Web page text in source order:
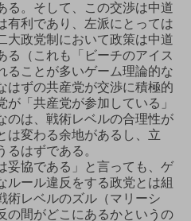
る。そして、この交渉は中道
有利であり、左派にとっては
大政党制において政策は中道
る（これも「ビーチのアイス
ることが多いゲーム理論的な
はずの共産党が交渉に積極的
「共産党が参加している」
のは、戦術レベルの合理性が
は変わる余地があるし、立
はずである。
協である」と言っても、ゲ
ルール違反をする政党とは組
術レベルのズル（マリーシ
の間がどこにあるかというの